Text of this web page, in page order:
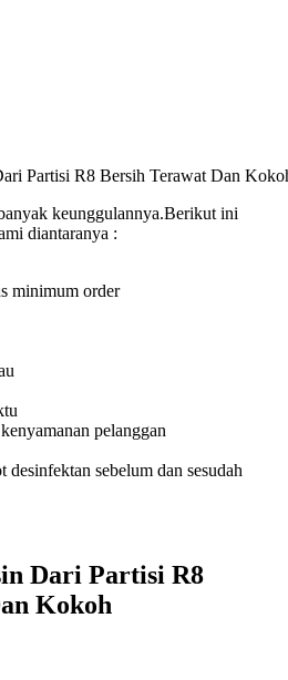
Partisi R8 Bersih Terawat Dan
keunggulannya.Berikut ini
diantaranya :
minimum order
pelanggan
desinfektan sebelum dan sesudah
Dari Partisi R8
Kokoh